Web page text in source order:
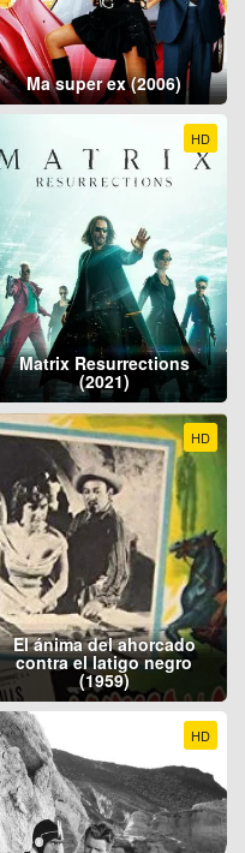
Ma super ex (2006)
HD
Matrix Resurrections
(2021)
HD
El ánima del ahorcado
contra el latigo negro
(1959)
HD